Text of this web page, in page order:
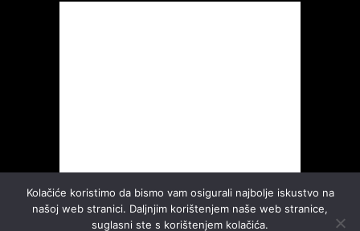
Kolačiće koristimo da bismo vam osigurali najbolje iskustvo na
našoj web stranici. Daljnjim korištenjem naše web stranice,
suglasni ste s korištenjem kolačića.